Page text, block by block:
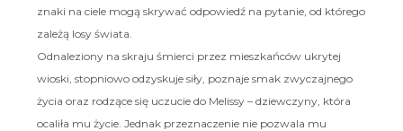
znaki na ciele mogą skrywać odpowiedź na pytanie, od którego
zależą losy świata.
Odnaleziony na skraju śmierci przez mieszkańców ukrytej
wioski, stopniowo odzyskuje siły, poznaje smak zwyczajnego
życia oraz rodzące się uczucie do Melissy – dziewczyny, która
ocaliła mu życie. Jednak przeznaczenie nie pozwala mu